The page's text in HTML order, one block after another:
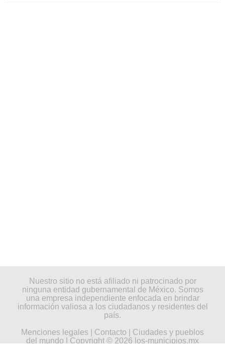
Nuestro sitio no está afiliado ni patrocinado por
ninguna entidad gubernamental de México. Somos
una empresa independiente enfocada en brindar
información valiosa a los ciudadanos y residentes del
país.
Menciones legales
Contacto
Ciudades y pueblos
del mundo | Copyright © 2026 los-municipios.mx